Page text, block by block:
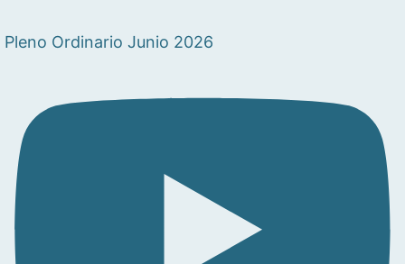
Pleno Ordinario Junio 2026